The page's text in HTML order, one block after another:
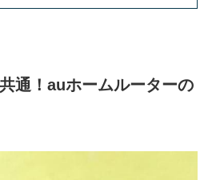
通！auホームルーターの